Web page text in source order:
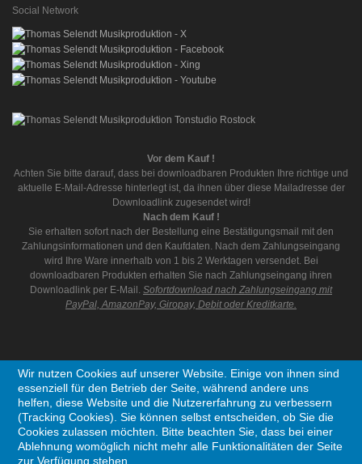
Social Network
Vor dem Kauf !
Achten Sie bitte darauf, dass bei downloadbaren Produkten Ihre richtige und
aktuelle E-Mail-Adresse hinterlegt ist, da ihnen über diese Mailadresse der
Downloadlink zugesendet wird!
Nach dem Kauf !
Sie erhalten sofort nach der Bestellung eine Bestätigungsmail mit den
Zahlungsinformationen und den Kaufdaten. Nach dem Zahlungseingang
wird Ihre Ware innerhalb von 1 bis 2 Werktagen versendet. Bei
downloadbaren Produkten erhalten Sie nach Zahlungseingang ihren
Downloadlink per E-Mail. Sofortdownload nach Zahlungseingang mit
PayPal, AmazonPay, Giropay, Debit oder Kreditkarte.
Copyright © 1995 - 2026 Thomas Selendt Musikproduktion. Alle Rechte vorbehalten
Ein Unternehmen aus Deutschland
Wir nutzen Cookies auf unserer Website. Einige von ihnen sind
essenziell für den Betrieb der Seite, während andere uns
helfen, diese Website und die Nutzererfahrung zu verbessern
(Tracking Cookies). Sie können selbst entscheiden, ob Sie die
Cookies zulassen möchten. Bitte beachten Sie, dass bei einer
Ablehnung womöglich nicht mehr alle Funktionalitäten der Seite
zur Verfügung stehen.